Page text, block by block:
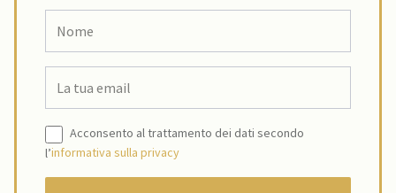
Acconsento al trattamento dei dati secondo
l’informativa sulla privacy